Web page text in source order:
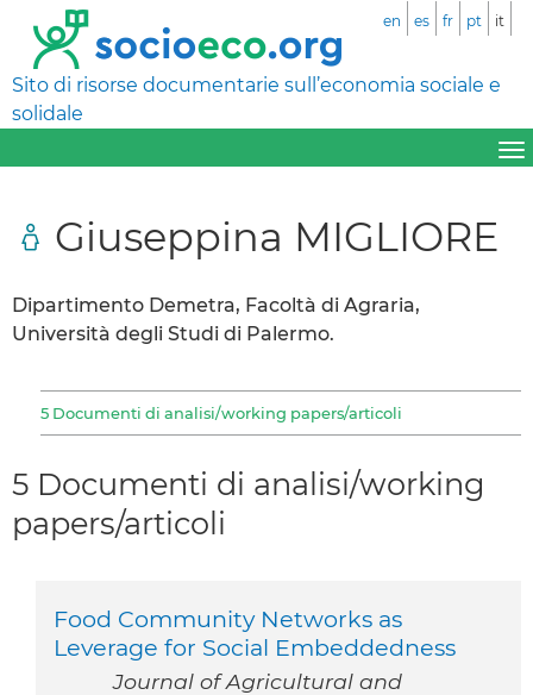
Sito di risorse documentarie sull’economia sociale e
solidale
en es fr pt it
Giuseppina MIGLIORE
Dipartimento Demetra, Facoltà di Agraria,
Università degli Studi di Palermo.
5 Documenti di analisi/working papers/articoli
5 Documenti di analisi/working
papers/articoli
Food Community Networks as
Leverage for Social Embeddedness
Journal of Agricultural and